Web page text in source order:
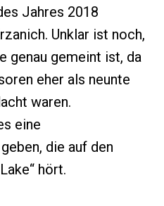
Jahres 2018
Unklar ist noch,
genau gemeint ist, da
eher als neunte
waren.
eine
die auf den
hört.